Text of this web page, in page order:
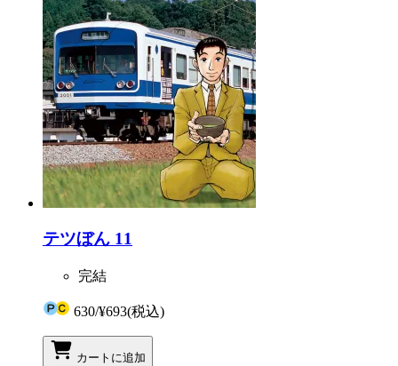
テツぼん 11
完結
630/¥693(税込)
カートに追加